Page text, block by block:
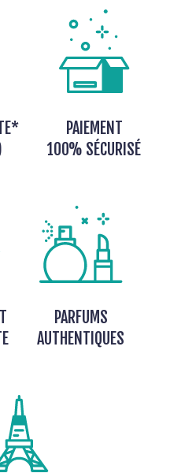
PAIEMENT
100% SÉCURISÉ
PARFUMS
AUTHENTIQUES